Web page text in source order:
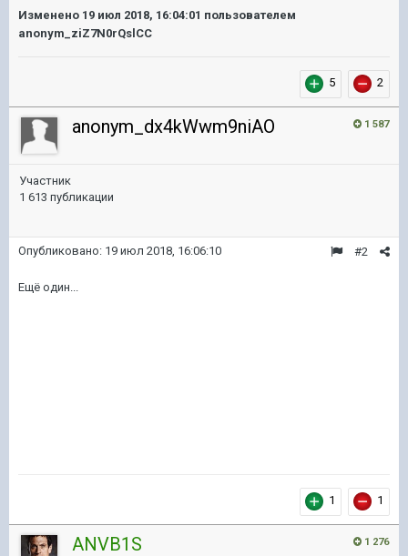
Изменено 19 июл 2018, 16:04:01 пользователем
anonym_ziZ7N0rQslCC
5 2
1 587
anonym_dx4kWwm9niAO
Участник
1 613 публикации
#2
Опубликовано: 19 июл 2018, 16:06:10
Ещё один...
1 1
1 276
ANVB1S